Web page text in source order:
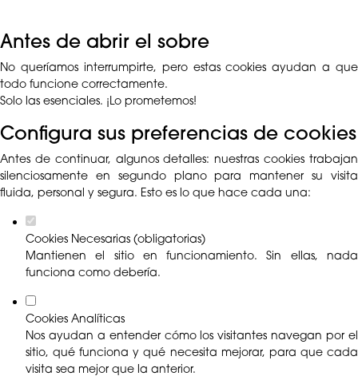
Antes de abrir el sobre
No queríamos interrumpirte, pero estas cookies ayudan a que
todo funcione correctamente.
Solo las esenciales. ¡Lo prometemos!
Configura sus preferencias de cookies
Antes de continuar, algunos detalles: nuestras cookies trabajan
silenciosamente en segundo plano para mantener su visita
fluida, personal y segura. Esto es lo que hace cada una:
Cookies Necesarias (obligatorias)
Mantienen el sitio en funcionamiento. Sin ellas, nada
funciona como debería.
Cookies Analíticas
Nos ayudan a entender cómo los visitantes navegan por el
sitio, qué funciona y qué necesita mejorar, para que cada
visita sea mejor que la anterior.